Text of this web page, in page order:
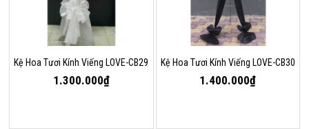
Kệ Hoa Tươi Kính Viếng LOVE-CB29
1.300.000₫
Kệ Hoa Tươi Kính Viếng LOVE-CB30
1.400.000₫